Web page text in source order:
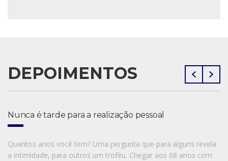
DEPOIMENTOS
Nunca é tarde para a realização pessoal
Quantos anos você tem? Uma pergunta que para alguns revela
a intimidade, para outros um troféu. Chegar aos 68 anos com